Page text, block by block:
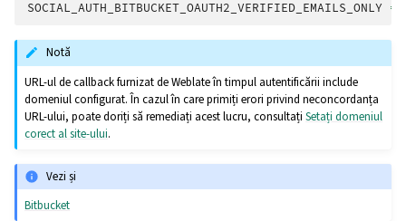
SOCIAL_AUTH_BITBUCKET_OAUTH2_VERIFIED_EMAILS_ONLY =
Notă
URL-ul de callback furnizat de Weblate în timpul autentificării include
domeniul configurat. În cazul în care primiți erori privind neconcordanța
URL-ului, poate doriți să remediați acest lucru, consultațiSetați domeniul
corect al site-ului.
Vezi și
Bitbucket